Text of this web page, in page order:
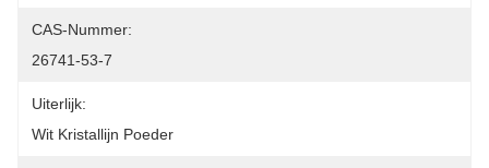
CAS-Nummer:
26741-53-7
Uiterlijk:
Wit Kristallijn Poeder